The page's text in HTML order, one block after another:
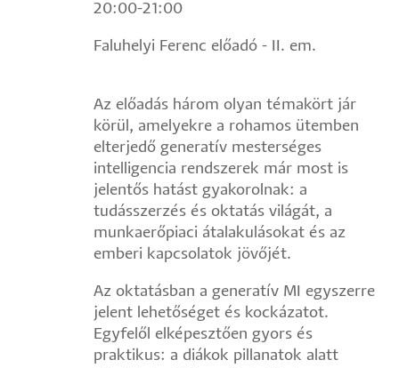
20:00-21:00
Faluhelyi Ferenc előadó - II. em.
Az előadás három olyan témakört jár
körül, amelyekre a rohamos ütemben
elterjedő generatív mesterséges
intelligencia rendszerek már most is
jelentős hatást gyakorolnak: a
tudásszerzés és oktatás világát, a
munkaerőpiaci átalakulásokat és az
emberi kapcsolatok jövőjét.
Az oktatásban a generatív MI egyszerre
jelent lehetőséget és kockázatot.
Egyfelől elképesztően gyors és
praktikus: a diákok pillanatok alatt